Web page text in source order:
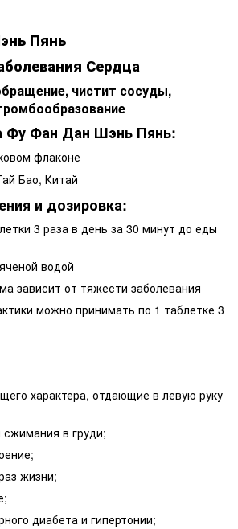
Пянь
Сердца
чистит сосуды,
Фу Фан Дан Шэнь Пянь:
флаконе
Бао, Китай
и дозировка:
3 раза в день за 30 минут до еды
водой
зависит от тяжести заболевания
можно принимать по 1 таблетке 3
характера, отдающие в левую руку
в груди;
жизни;
диабета и гипертонии;